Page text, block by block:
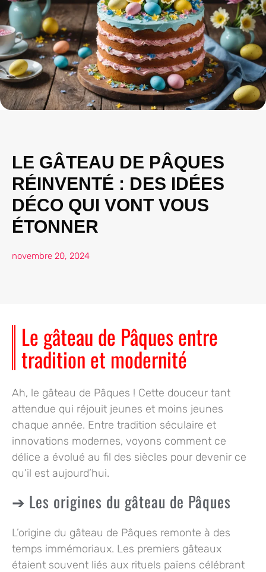
LE GÂTEAU DE PÂQUES
RÉINVENTÉ : DES IDÉES
DÉCO QUI VONT VOUS
ÉTONNER
novembre 20, 2024
Le gâteau de Pâques entre
tradition et modernité
Ah, le gâteau de Pâques ! Cette douceur tant
attendue qui réjouit jeunes et moins jeunes
chaque année. Entre tradition séculaire et
innovations modernes, voyons comment ce
délice a évolué au fil des siècles pour devenir ce
qu’il est aujourd’hui.
Les origines du gâteau de Pâques
L’origine du gâteau de Pâques remonte à des
temps immémoriaux. Les premiers gâteaux
étaient souvent liés aux rituels païens célébrant